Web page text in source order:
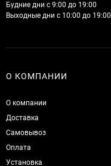
Будние дни с 9:00 до 19:00
Выходные дни с 10:00 до 19:00
О КОМПАНИИ
О компании
Доставка
Самовывоз
Оплата
Установка